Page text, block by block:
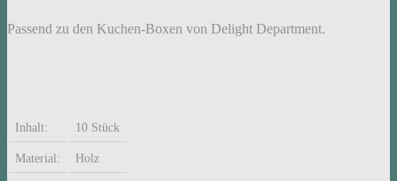
Passend zu den Kuchen-Boxen von Delight Department.
Inhalt: 10 Stück
Material: Holz